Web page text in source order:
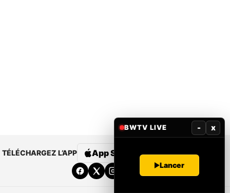
TÉLÉCHARGEZ L’APP App Store Google Play
BWTV LIVE - x
Lancer